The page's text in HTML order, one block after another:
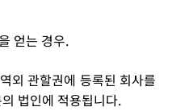
얻는 경우.
외 관할권에 등록된 회사를
법인에 적용됩니다.